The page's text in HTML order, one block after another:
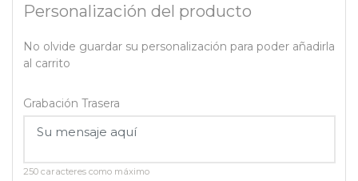
Personalización del producto
No olvide guardar su personalización para poder añadirla
al carrito
Grabación Trasera
250 caracteres como máximo